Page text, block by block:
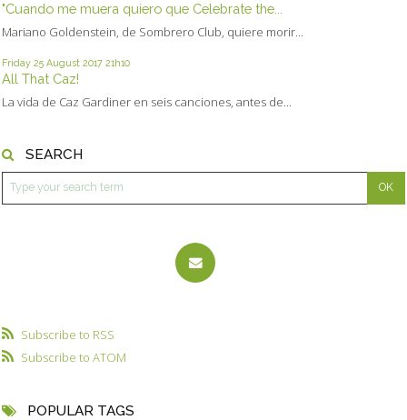
"Cuando me muera quiero que Celebrate the...
Mariano Goldenstein, de Sombrero Club, quiere morir...
Friday 25 August 2017 21h10
All That Caz!
La vida de Caz Gardiner en seis canciones, antes de...
SEARCH
Subscribe to RSS
Subscribe to ATOM
POPULAR TAGS